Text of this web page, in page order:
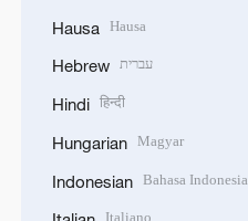
Hausa Hausa
Hebrew עברית
Hindi हिन्दी
Hungarian Magyar
Indonesian Bahasa Indonesia